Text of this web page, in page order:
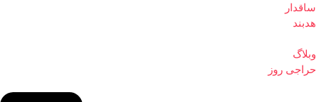
ساقدار
هدبند
وبلاگ
حراجی روز